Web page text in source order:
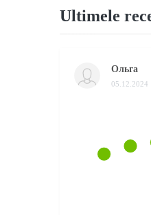
Ultimele
Ольга
05.12.2024